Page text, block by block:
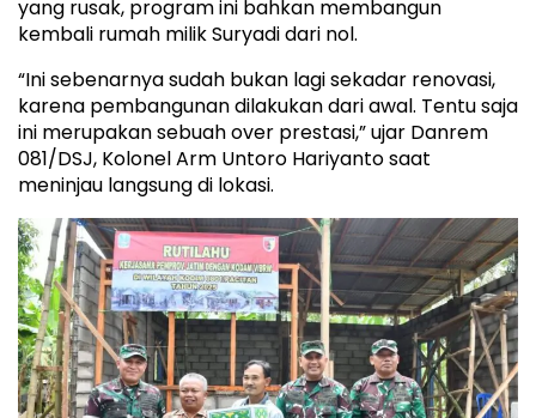
yang rusak, program ini bahkan membangun
kembali rumah milik Suryadi dari nol.
“Ini sebenarnya sudah bukan lagi sekadar renovasi,
karena pembangunan dilakukan dari awal. Tentu saja
ini merupakan sebuah over prestasi,” ujar Danrem
081/DSJ, Kolonel Arm Untoro Hariyanto saat
meninjau langsung di lokasi.